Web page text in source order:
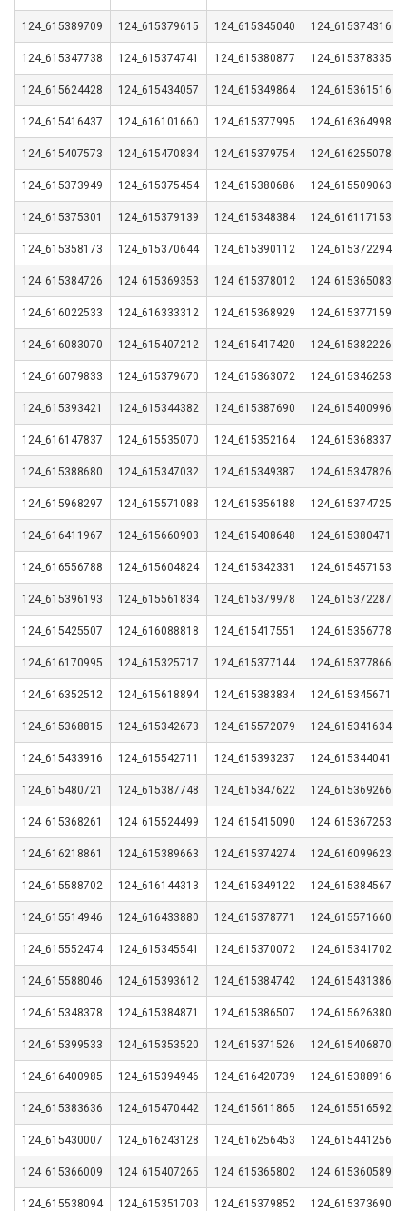
124_615389709 124_615379615 124_615345040 124_615374316
124_615347738 124_615374741 124_615380877 124_615378335
124_615624428 124_615434057 124_615349864 124_615361516
124_615416437 124_616101660 124_615377995 124_616364998
124_615407573 124_615470834 124_615379754 124_616255078
124_615373949 124_615375454 124_615380686 124_615509063
124_615375301 124_615379139 124_615348384 124_616117153
124_615358173 124_615370644 124_615390112 124_615372294
124_615384726 124_615369353 124_615378012 124_615365083
124_616022533 124_616333312 124_615368929 124_615377159
124_616083070 124_615407212 124_615417420 124_615382226
124_616079833 124_615379670 124_615363072 124_615346253
124_615393421 124_615344382 124_615387690 124_615400996
124_616147837 124_615535070 124_615352164 124_615368337
124_615388680 124_615347032 124_615349387 124_615347826
124_615968297 124_615571088 124_615356188 124_615374725
124_616411967 124_615660903 124_615408648 124_615380471
124_616556788 124_615604824 124_615342331 124_615457153
124_615396193 124_615561834 124_615379978 124_615372287
124_615425507 124_616088818 124_615417551 124_615356778
124_616170995 124_615325717 124_615377144 124_615377866
124_616352512 124_615618894 124_615383834 124_615345671
124_615368815 124_615342673 124_615572079 124_615341634
124_615433916 124_615542711 124_615393237 124_615344041
124_615480721 124_615387748 124_615347622 124_615369266
124_615368261 124_615524499 124_615415090 124_615367253
124_616218861 124_615389663 124_615374274 124_616099623
124_615588702 124_616144313 124_615349122 124_615384567
124_615514946 124_616433880 124_615378771 124_615571660
124_615552474 124_615345541 124_615370072 124_615341702
124_615588046 124_615393612 124_615384742 124_615431386
124_615348378 124_615384871 124_615386507 124_615626380
124_615399533 124_615353520 124_615371526 124_615406870
124_616400985 124_615394946 124_616420739 124_615388916
124_615383636 124_615470442 124_615611865 124_615516592
124_615430007 124_616243128 124_616256453 124_615441256
124_615366009 124_615407265 124_615365802 124_615360589
124_615538094 124_615351703 124_615379852 124_615373690